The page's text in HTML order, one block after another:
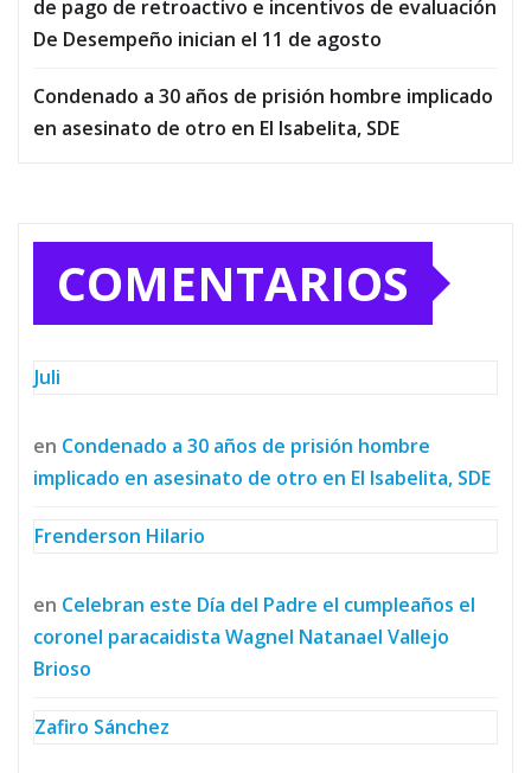
de pago de retroactivo e incentivos de evaluación
De Desempeño inician el 11 de agosto
Condenado a 30 años de prisión hombre implicado
en asesinato de otro en El Isabelita, SDE
COMENTARIOS
Juli
en Condenado a 30 años de prisión hombre
implicado en asesinato de otro en El Isabelita, SDE
Frenderson Hilario
en Celebran este Día del Padre el cumpleaños el
coronel paracaidista Wagnel Natanael Vallejo
Brioso
Zafiro Sánchez